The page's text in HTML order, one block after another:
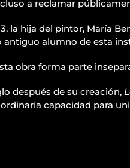
a reclamar
la hija del pintor, María
antiguo alumno de esta
obra forma parte
después de su creación,
capacidad para